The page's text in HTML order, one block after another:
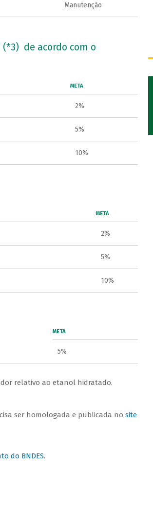
Manutenção
de acordo com o
META
2%
5%
10%
META
2%
5%
10%
META
5%
relativo ao etanol hidratado.
ser homologada e publicada nosite
do BNDES.